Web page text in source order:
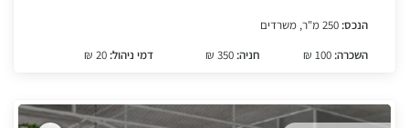
הנכס:
השכרה:
חניה: דמי ניהול: 20 ₪